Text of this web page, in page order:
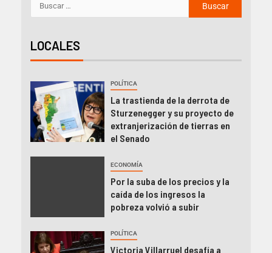
LOCALES
POLÍTICA
La trastienda de la derrota de
Sturzenegger y su proyecto de
extranjerización de tierras en
el Senado
ECONOMÍA
Por la suba de los precios y la
caída de los ingresos la
pobreza volvió a subir
POLÍTICA
Victoria Villarruel desafía a